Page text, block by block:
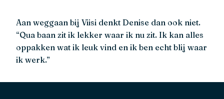
Aan weggaan bij Viisi denkt Denise dan ook niet.
“Qua baan zit ik lekker waar ik nu zit. Ik kan alles
oppakken wat ik leuk vind en ik ben echt blij waar
ik werk.”